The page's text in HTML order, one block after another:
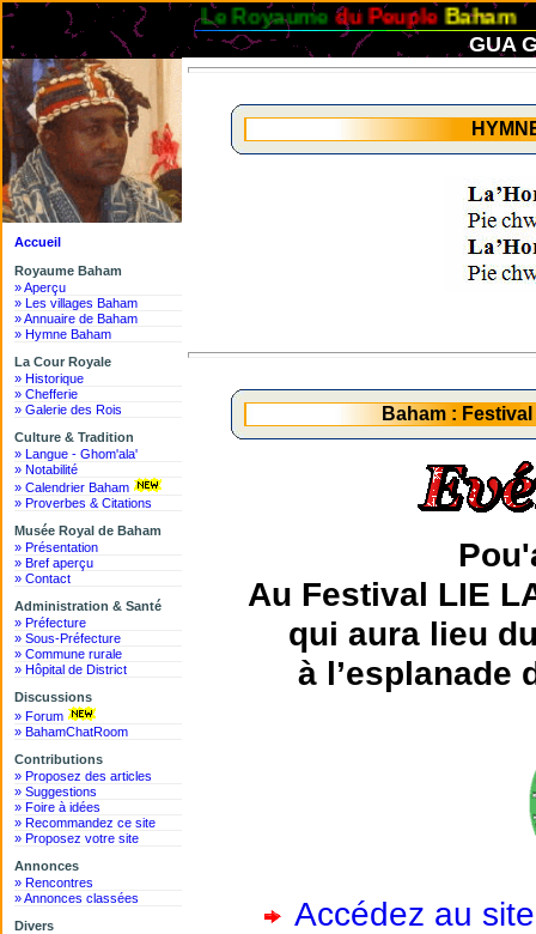
Le Royaumedu PeupleBaham
GUA
Accueil
Royaume Baham
» Aperçu
» Les villages Baham
» Annuaire de Baham
» Hymne Baham
La Cour Royale
» Historique
» Chefferie
» Galerie des Rois
Culture & Tradition
» Langue - Ghom'ala'
» Notabilité
» Calendrier Baham
» Proverbes & Citations
Musée Royal de Baham
» Présentation
» Bref aperçu
» Contact
Administration & Santé
» Préfecture
» Sous-Préfecture
» Commune rurale
» Hôpital de District
Discussions
» Forum
» BahamChatRoom
Contributions
» Proposez des articles
» Suggestions
» Foire à idées
» Recommandez ce site
» Proposez votre site
Annonces
» Rencontres
» Annonces classées
Divers
Baham :
Au Festival LIE
qui aura lieu
à l’esplanade
Accédez au